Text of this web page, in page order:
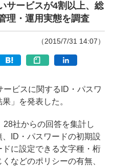
サービスが4割以上、総
理・運用実態を調査
（2015/7/31 14:07）
ビスに関するID・パスワ
」を発表した。
社からの回答を集計し
ID・パスワードの初期設
に設定できる文字種・桁
などのポリシーの有無、